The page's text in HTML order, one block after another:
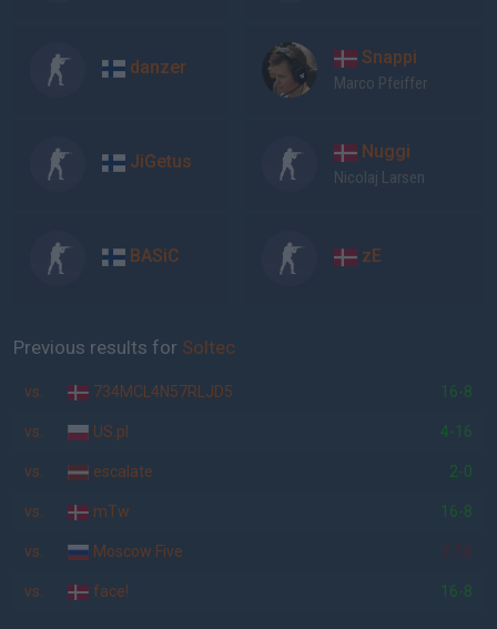
danzer
JiGetus
BASiC
Snappi
Marco Pfeiffer
Nuggi
Nicolaj Larsen
zE
Previous results for Soltec
vs. 734MCL4N57RLJD5 16-8
vs. US.pl 4-16
vs. escalate 2-0
vs. mTw 16-8
vs. Moscow Five 7-16
vs. face! 16-8